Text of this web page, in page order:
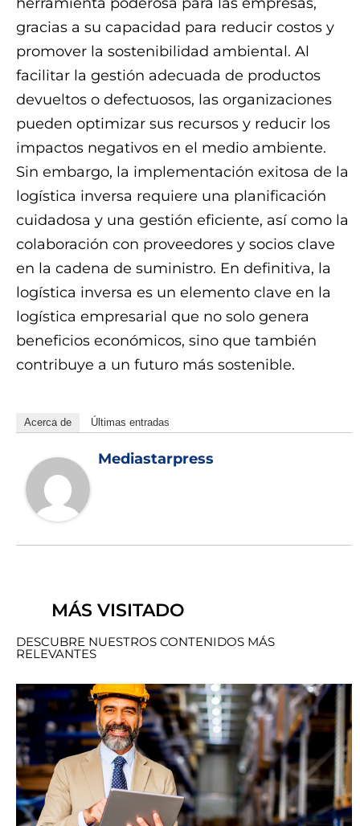
gracias a su capacidad para reducir costos y
promover la sostenibilidad ambiental. Al
facilitar la gestión adecuada de productos
devueltos o defectuosos, las organizaciones
pueden optimizar sus recursos y reducir los
impactos negativos en el medio ambiente.
Sin embargo, la implementación exitosa de la
logística inversa requiere una planificación
cuidadosa y una gestión eficiente, así como la
colaboración con proveedores y socios clave
en la cadena de suministro. En definitiva, la
logística inversa es un elemento clave en la
logística empresarial que no solo genera
beneficios económicos, sino que también
contribuye a un futuro más sostenible.
Acerca de Últimas entradas
Mediastarpress
MÁS VISITADO
DESCUBRE NUESTROS CONTENIDOS MÁS
RELEVANTES